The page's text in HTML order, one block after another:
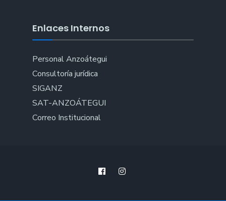
Enlaces Internos
Personal Anzoátegui
Consultoría jurídica
SIGANZ
SAT-ANZOÁTEGUI
Correo Institucional